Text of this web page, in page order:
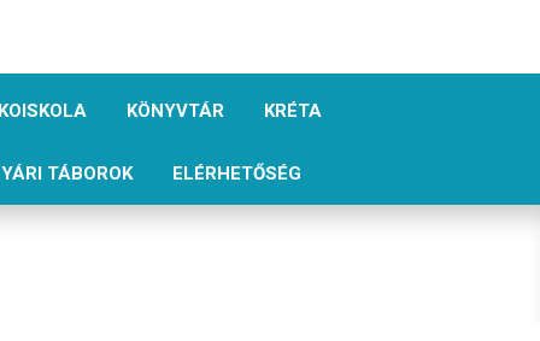
KÖNYVTÁR KRÉTA
TÁBOROK ELÉRHETŐSÉG